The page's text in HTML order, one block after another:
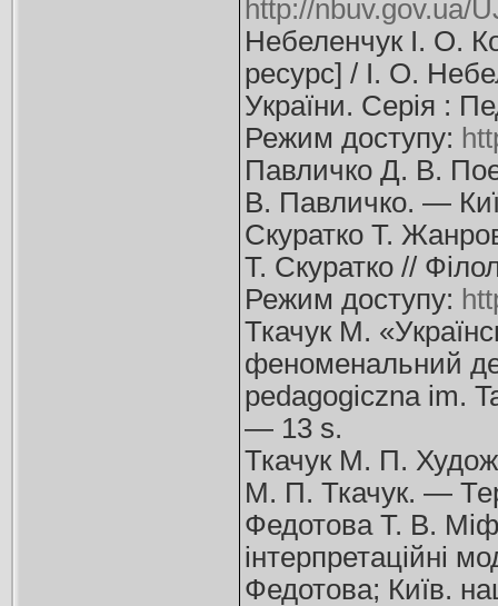
http://nbuv.gov.ua/
Небеленчук І. О.
ресурс] / І. О.
України. Серія :
Режим доступу:
Павличко Д. В.
В. Павличко. —
Скуратко Т.
Т. Скуратко //
Режим доступу:
Ткачук М.
феноменальний
pedagogiczna im.
— 13 s.
Ткачук М. П.
М. П. Ткачук. —
Федотова Т. В.
інтерпретаційні
Федотова; Київ.